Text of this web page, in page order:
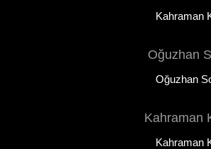
Kahraman
Oğuzhan
Kahraman